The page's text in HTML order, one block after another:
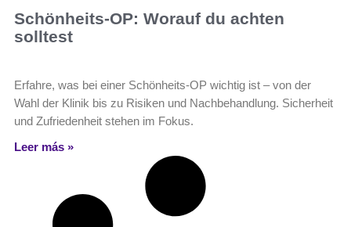
Schönheits-OP: Worauf du achten
solltest
Erfahre, was bei einer Schönheits-OP wichtig ist – von der
Wahl der Klinik bis zu Risiken und Nachbehandlung. Sicherheit
und Zufriedenheit stehen im Fokus.
Leer más »